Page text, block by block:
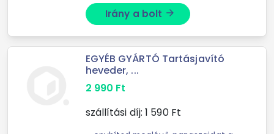
Irány a bolt arrow_forward
EGYÉB GYÁRTÓ Tartásjavító
heveder, ...
2 990 Ft
szállítási díj: 1 590Ft